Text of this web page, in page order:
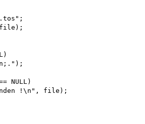
NULL)
!\n", file);